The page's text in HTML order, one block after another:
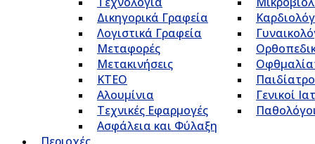
Δικηγορικά Γραφεία
Λογιστικά Γραφεία
Μεταφορές
Μετακινήσεις
ΚΤΕΟ
Αλουμίνια
Τεχνικές Εφαρμογές
Ασφάλεια και Φύλαξη
Γενικοί